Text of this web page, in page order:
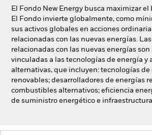
El Fondo New Energy busca maximizar
El Fondo invierte globalmente, como
sus activos globales en acciones
relacionadas con las nuevas energías.
relacionadas con las nuevas energías
vinculadas a las tecnologías de energía y
alternativas, que incluyen: tecnologías de
renovables; desarrolladores de energías
combustibles alternativos; eficiencia
de suministro energético e